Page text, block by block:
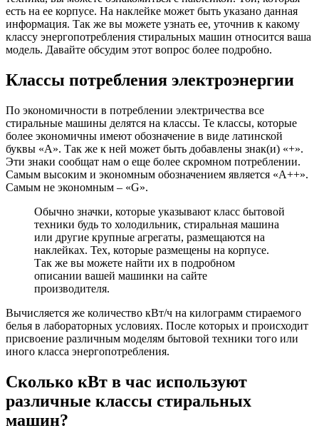
есть на ее корпусе. На наклейке может быть указано данная
информация. Так же вы можете узнать ее, уточнив к какому
классу энергопотребления стиральных машин относится ваша
модель. Давайте обсудим этот вопрос более подробно.
Классы потребления электроэнергии
По экономичности в потреблении электричества все
стиральные машины делятся на классы. Те классы, которые
более экономичны имеют обозначение в виде латинской
буквы «А». Так же к ней может быть добавлены знак(и) «+».
Эти знаки сообщат нам о еще более скромном потреблении.
Самым высоким и экономным обозначением является «А++».
Самым не экономным – «G».
Обычно значки, которые указывают класс бытовой
техники будь то холодильник, стиральная машина
или другие крупные агрегаты, размещаются на
наклейках. Тех, которые размещены на корпусе.
Так же вы можете найти их в подробном
описании вашей машинки на сайте
производителя.
Вычисляется же количество кВт/ч на килограмм стираемого
белья в лабораторных условиях. После которых и происходит
присвоение различным моделям бытовой техники того или
иного класса энергопотребления.
Сколько кВт в час используют
различные классы стиральных
машин?